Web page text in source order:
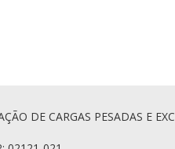
DE CARGAS PESADAS E